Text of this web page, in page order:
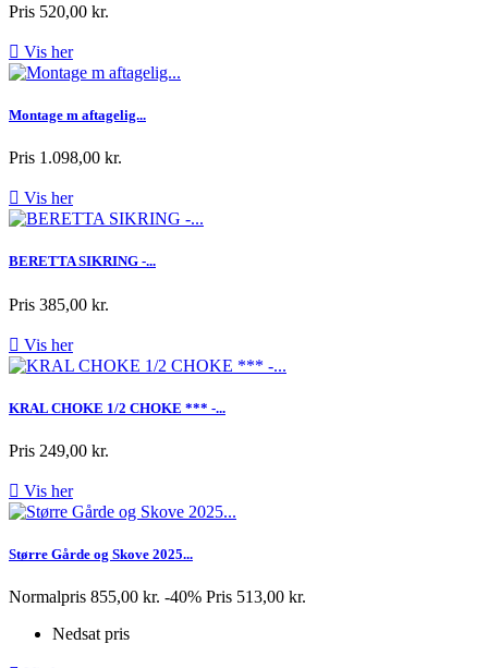
Pris 520,00 kr.
 Vis her
Montage m aftagelig...
Pris 1.098,00 kr.
 Vis her
BERETTA SIKRING -...
Pris 385,00 kr.
 Vis her
KRAL CHOKE 1/2 CHOKE *** -...
Pris 249,00 kr.
 Vis her
Større Gårde og Skove 2025...
Normalpris 855,00 kr. -40% Pris 513,00 kr.
Nedsat pris